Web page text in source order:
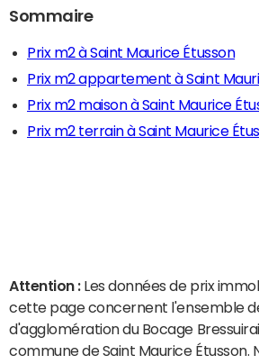
Sommaire
Prix m2 à Saint Maurice Étusson
Prix m2 appartement à Saint
Prix m2 maison à Saint Maurice
Prix m2 terrain à Saint Maurice
Attention : Les données de prix
cette page concernent l'ensemble
d'agglomération du Bocage
commune de Saint Maurice Étusson.